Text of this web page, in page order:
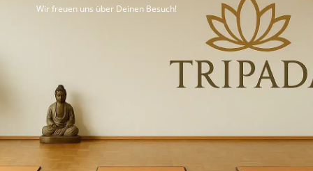
Wir freuen uns über Deinen Besuch!